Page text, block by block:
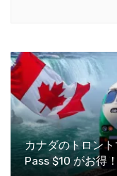
カナダのトロン
Pass $10 がお得！